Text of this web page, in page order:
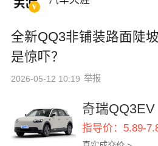
全新QQ3非铺装路面陡
是惊吓？
2026-05-12 10:19 举报
奇瑞QQ3EV
指导价：5.89-